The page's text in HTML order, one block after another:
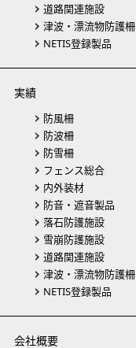
道路関連施設
津波・漂流物防護柵
NETIS登録製品
実績
防風柵
防波柵
防雪柵
フェンス総合
内外装材
防音・遮音製品
落石防護施設
雪崩防護施設
道路関連施設
津波・漂流物防護柵
NETIS登録製品
会社概要